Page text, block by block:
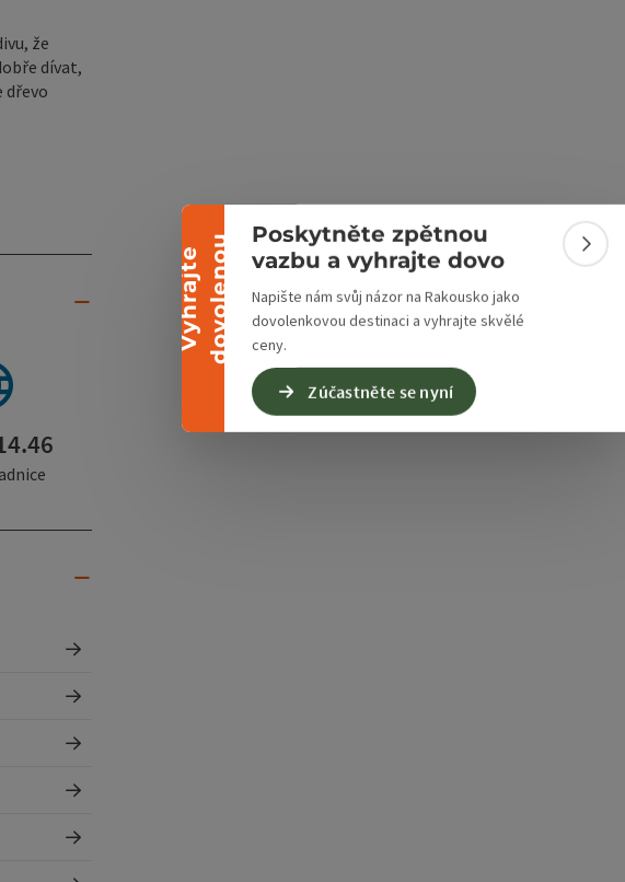
V
y
h
r
a
j
t
e
d
o
v
o
l
e
n
ou
Sbalit banner
Poskytněte zpětnou
vazbu a vyhrajte dovo
Napište nám svůj názor na Rakousko jako
dovolenkovou destinaci a vyhrajte skvělé
ceny.
Zúčastněte se nyní
že
dívat,
dřevo